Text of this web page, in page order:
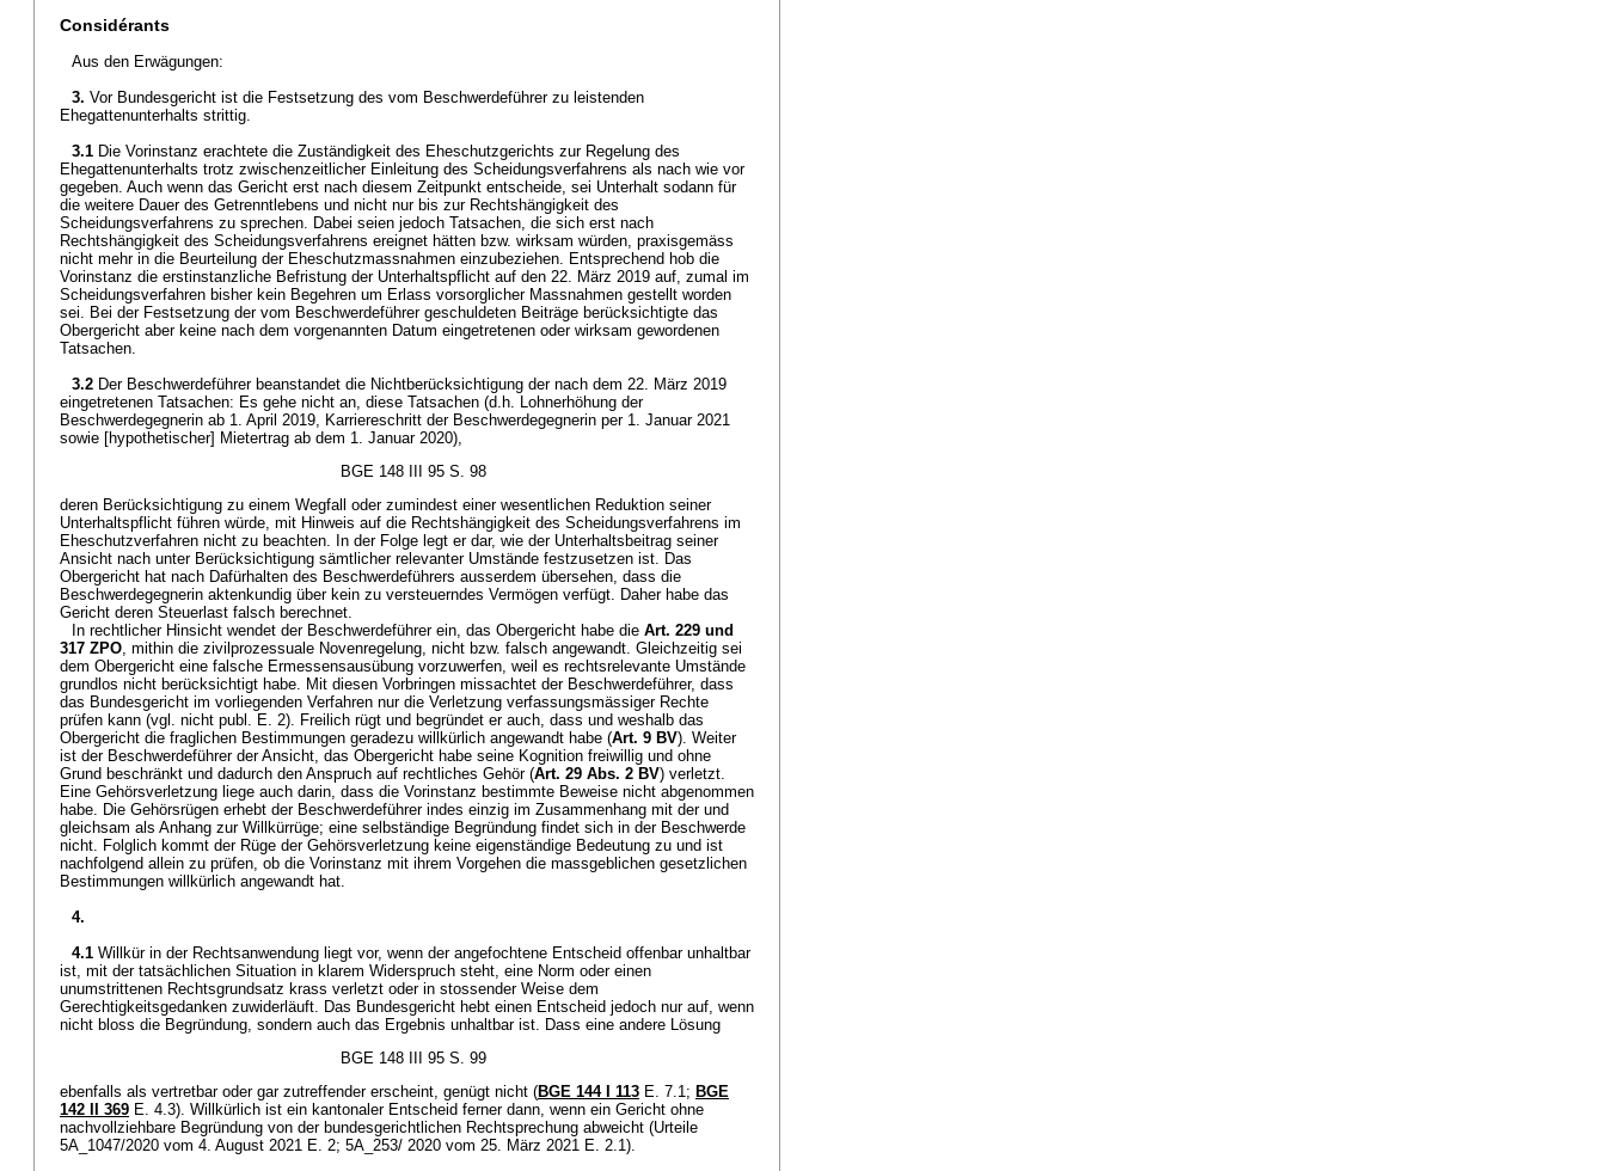
Considérants
Aus den Erwägungen:
3. Vor Bundesgericht ist die Festsetzung des vom Beschwerdeführer zu leistenden
Ehegattenunterhalts strittig.
3.1 Die Vorinstanz erachtete die Zuständigkeit des Eheschutzgerichts zur Regelung des
Ehegattenunterhalts trotz zwischenzeitlicher Einleitung des Scheidungsverfahrens als nach wie vor
gegeben. Auch wenn das Gericht erst nach diesem Zeitpunkt entscheide, sei Unterhalt sodann für
die weitere Dauer des Getrenntlebens und nicht nur bis zur Rechtshängigkeit des
Scheidungsverfahrens zu sprechen. Dabei seien jedoch Tatsachen, die sich erst nach
Rechtshängigkeit des Scheidungsverfahrens ereignet hätten bzw. wirksam würden, praxisgemäss
nicht mehr in die Beurteilung der Eheschutzmassnahmen einzubeziehen. Entsprechend hob die
Vorinstanz die erstinstanzliche Befristung der Unterhaltspflicht auf den 22. März 2019 auf, zumal im
Scheidungsverfahren bisher kein Begehren um Erlass vorsorglicher Massnahmen gestellt worden
sei. Bei der Festsetzung der vom Beschwerdeführer geschuldeten Beiträge berücksichtigte das
Obergericht aber keine nach dem vorgenannten Datum eingetretenen oder wirksam gewordenen
Tatsachen.
3.2 Der Beschwerdeführer beanstandet die Nichtberücksichtigung der nach dem 22. März 2019
eingetretenen Tatsachen: Es gehe nicht an, diese Tatsachen (d.h. Lohnerhöhung der
Beschwerdegegnerin ab 1. April 2019, Karriereschritt der Beschwerdegegnerin per 1. Januar 2021
sowie [hypothetischer] Mietertrag ab dem 1. Januar 2020),
BGE 148 III 95 S. 98
deren Berücksichtigung zu einem Wegfall oder zumindest einer wesentlichen Reduktion seiner
Unterhaltspflicht führen würde, mit Hinweis auf die Rechtshängigkeit des Scheidungsverfahrens im
Eheschutzverfahren nicht zu beachten. In der Folge legt er dar, wie der Unterhaltsbeitrag seiner
Ansicht nach unter Berücksichtigung sämtlicher relevanter Umstände festzusetzen ist. Das
Obergericht hat nach Dafürhalten des Beschwerdeführers ausserdem übersehen, dass die
Beschwerdegegnerin aktenkundig über kein zu versteuerndes Vermögen verfügt. Daher habe das
Gericht deren Steuerlast falsch berechnet.
In rechtlicher Hinsicht wendet der Beschwerdeführer ein, das Obergericht habe die Art. 229 und
317 ZPO, mithin die zivilprozessuale Novenregelung, nicht bzw. falsch angewandt. Gleichzeitig sei
dem Obergericht eine falsche Ermessensausübung vorzuwerfen, weil es rechtsrelevante Umstände
grundlos nicht berücksichtigt habe. Mit diesen Vorbringen missachtet der Beschwerdeführer, dass
das Bundesgericht im vorliegenden Verfahren nur die Verletzung verfassungsmässiger Rechte
prüfen kann (vgl. nicht publ. E. 2). Freilich rügt und begründet er auch, dass und weshalb das
Obergericht die fraglichen Bestimmungen geradezu willkürlich angewandt habe (Art. 9 BV). Weiter
ist der Beschwerdeführer der Ansicht, das Obergericht habe seine Kognition freiwillig und ohne
Grund beschränkt und dadurch den Anspruch auf rechtliches Gehör (Art. 29 Abs. 2 BV) verletzt.
Eine Gehörsverletzung liege auch darin, dass die Vorinstanz bestimmte Beweise nicht abgenommen
habe. Die Gehörsrügen erhebt der Beschwerdeführer indes einzig im Zusammenhang mit der und
gleichsam als Anhang zur Willkürrüge; eine selbständige Begründung findet sich in der Beschwerde
nicht. Folglich kommt der Rüge der Gehörsverletzung keine eigenständige Bedeutung zu und ist
nachfolgend allein zu prüfen, ob die Vorinstanz mit ihrem Vorgehen die massgeblichen gesetzlichen
Bestimmungen willkürlich angewandt hat.
4.
4.1 Willkür in der Rechtsanwendung liegt vor, wenn der angefochtene Entscheid offenbar unhaltbar
ist, mit der tatsächlichen Situation in klarem Widerspruch steht, eine Norm oder einen
unumstrittenen Rechtsgrundsatz krass verletzt oder in stossender Weise dem
Gerechtigkeitsgedanken zuwiderläuft. Das Bundesgericht hebt einen Entscheid jedoch nur auf, wenn
nicht bloss die Begründung, sondern auch das Ergebnis unhaltbar ist. Dass eine andere Lösung
BGE 148 III 95 S. 99
ebenfalls als vertretbar oder gar zutreffender erscheint, genügt nicht (BGE 144 I 113 E. 7.1; BGE
142 II 369 E. 4.3). Willkürlich ist ein kantonaler Entscheid ferner dann, wenn ein Gericht ohne
nachvollziehbare Begründung von der bundesgerichtlichen Rechtsprechung abweicht (Urteile
5A_1047/2020 vom 4. August 2021 E. 2; 5A_253/ 2020 vom 25. März 2021 E. 2.1).